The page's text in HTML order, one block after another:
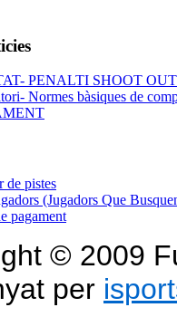
PENALTI SHOOT OUT
Normes bàsiques de
de pistes
(Jugadors Que
pagament
© 2009
per